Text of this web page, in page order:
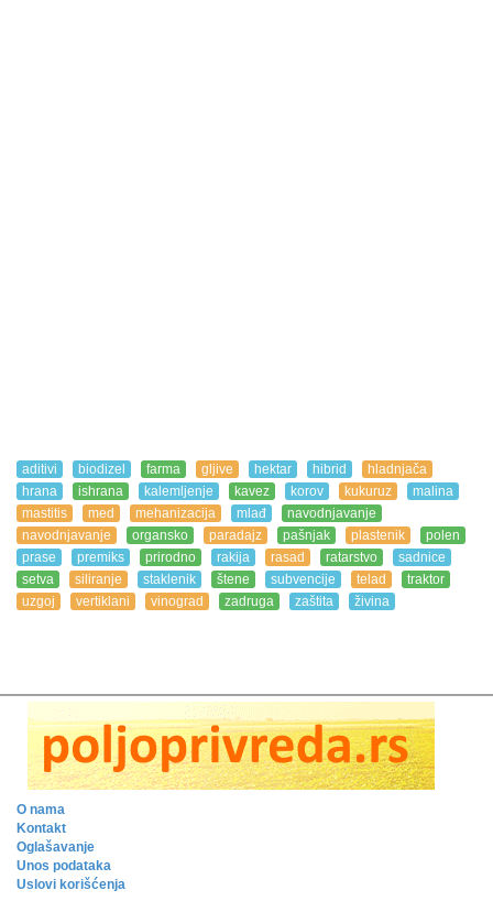
aditivi biodizel farma gljive hektar hibrid
hladnjača
hrana
ishrana kalemljenje kavez korov kukuruz
malina
mastitis
med mehanizacija mlađ
navodnjavanje
navodnjavanje
organsko paradajz pašnjak plastenik
polen
prase
premiks prirodno rakija rasad ratarstvo
sadnice
setva
siliranje staklenik štene subvencije telad
traktor
uzgoj
vertiklani vinograd zadruga zaštita živina
O nama
Kontakt
Oglašavanje
Unos podataka
Uslovi korišćenja